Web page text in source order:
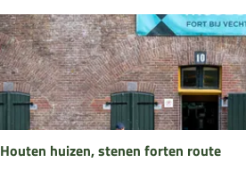
s
o
l
d
a
a
t
n
D
a
m
e
n
K
Houten huizen, stenen forten route